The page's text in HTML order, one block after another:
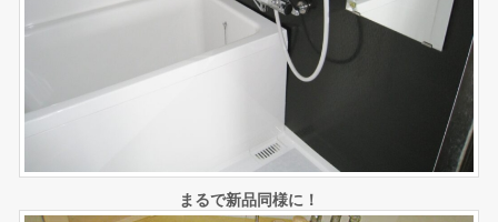
まるで新品同様に！